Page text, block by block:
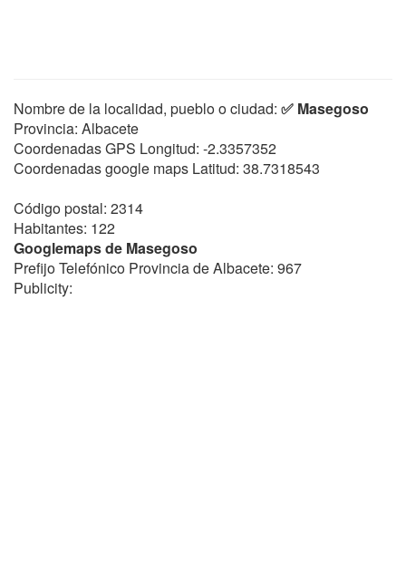
Nombre de la localidad, pueblo o ciudad: ✅ Masegoso
Provincia: Albacete
Coordenadas GPS Longitud: -2.3357352
Coordenadas google maps Latitud: 38.7318543
Código postal: 2314
Habitantes: 122
Googlemaps de Masegoso
Prefijo Telefónico Provincia de Albacete: 967
Publicity: